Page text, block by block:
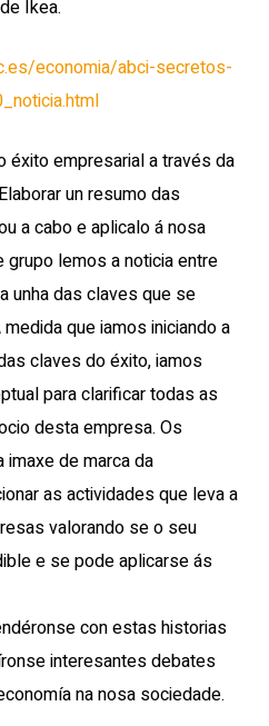
Ikea.
economia/abci-secretos-
éxito empresarial a través da
un resumo das
a cabo e aplicalo á nosa
lemos a noticia entre
unha das claves que se
que iamos iniciando a
claves do éxito, iamos
para clarificar todas as
desta empresa. Os
de marca da
as actividades que leva a
valorando se o seu
e se pode aplicarse ás
con estas historias
interesantes debates
na nosa sociedade.